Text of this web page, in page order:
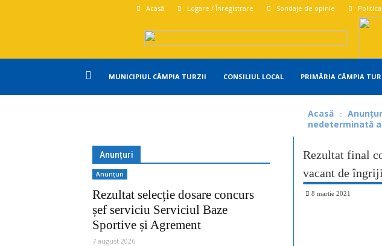
Acasă Logare / Înregistrare Sondaje de opinie
Primăria
Turzii
MUNICIPIUL CÂMPIA TURZII CONSILIUL LOCAL PRIMĂRIA CÂMPIA
Acasă
nedeterminată
Rezultat final
vacant de
8 martie 2021
Anunțuri
Anunțuri
Rezultat selecție dosare concurs
șef serviciu Serviciul Baze
Sportive și Agrement
7 august 2026